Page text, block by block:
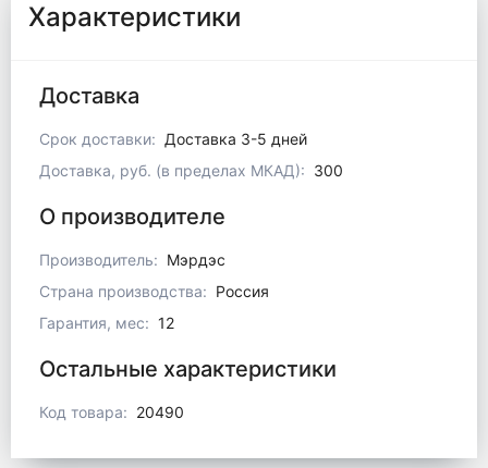
Характеристики
Доставка
Срок доставки: Доставка 3-5 дней
Доставка, руб. (в пределах МКАД): 300
О производителе
Производитель: Мэрдэс
Страна производства: Россия
Гарантия, мес: 12
Остальные характеристики
Код товара: 20490